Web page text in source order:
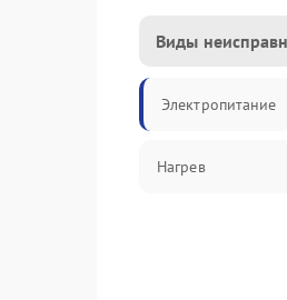
Виды
Электропитание
Нагрев